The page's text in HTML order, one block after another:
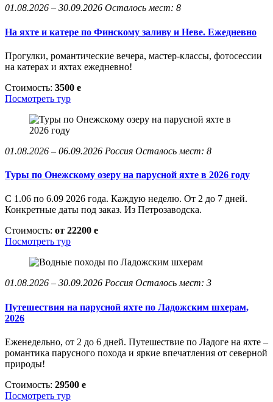
01.08.2026 – 30.09.2026 Осталось мест: 8
На яхте и катере по Финскому заливу и Неве. Ежедневно
Прогулки, романтические вечера, мастер-классы, фотосессии
на катерах и яхтах ежедневно!
Стоимость: 3500 e
Посмотреть тур
01.08.2026 – 06.09.2026 Россия Осталось мест: 8
Туры по Онежскому озеру на парусной яхте в 2026 году
С 1.06 по 6.09 2026 года. Каждую неделю. От 2 до 7 дней.
Конкретные даты под заказ. Из Петрозаводска.
Стоимость: от 22200 e
Посмотреть тур
01.08.2026 – 30.09.2026 Россия Осталось мест: 3
Путешествия на парусной яхте по Ладожским шхерам,
2026
Еженедельно, от 2 до 6 дней. Путешествие по Ладоге на яхте –
романтика парусного похода и яркие впечатления от северной
природы!
Стоимость: 29500 e
Посмотреть тур